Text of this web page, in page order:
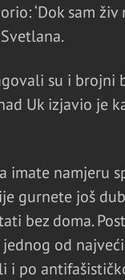
‘Dok sam
su i brojni
Uk izjavio je
imate namjeru
gurnete još
bez doma.
od
i po